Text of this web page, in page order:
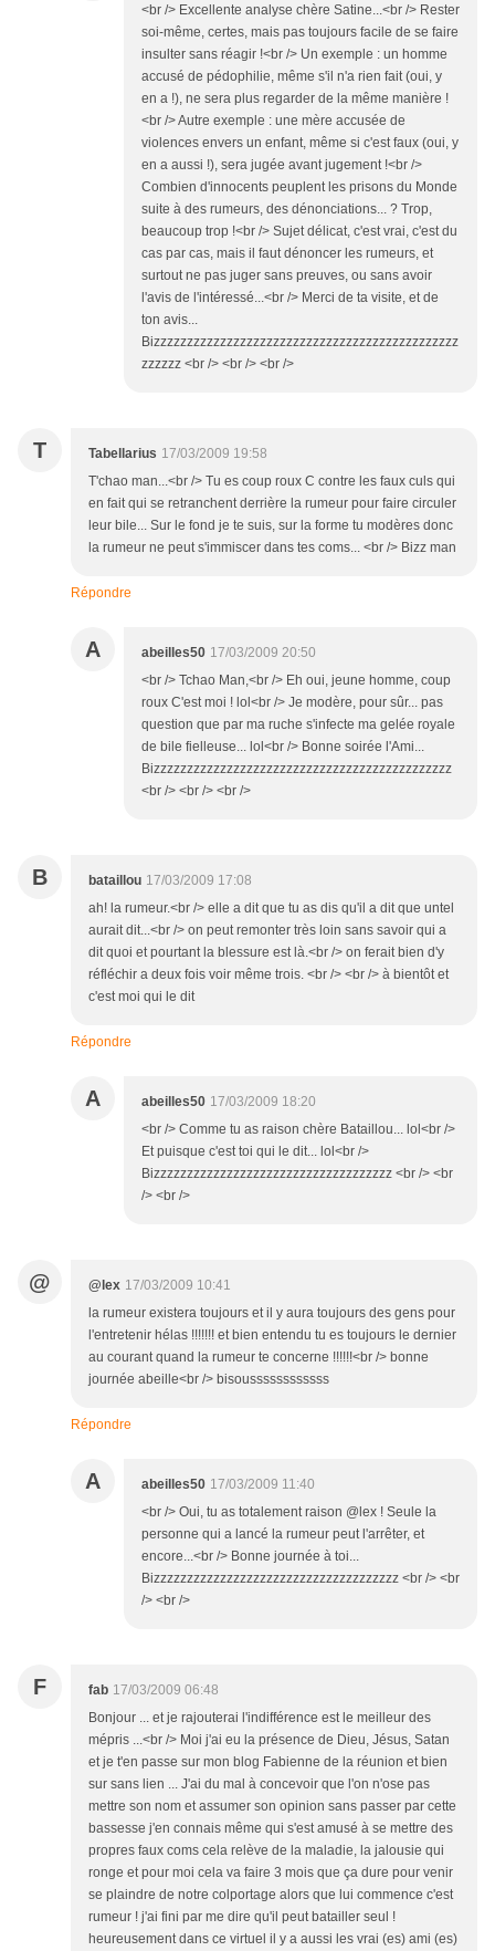
<br /> Excellente analyse chère Satine...<br /> Rester
soi-même, certes, mais pas toujours facile de se faire
insulter sans réagir !<br /> Un exemple : un homme
accusé de pédophilie, même s'il n'a rien fait (oui, y
en a !), ne sera plus regarder de la même manière !
<br /> Autre exemple : une mère accusée de
violences envers un enfant, même si c'est faux (oui, y
en a aussi !), sera jugée avant jugement !<br />
Combien d'innocents peuplent les prisons du Monde
suite à des rumeurs, des dénonciations... ? Trop,
beaucoup trop !<br /> Sujet délicat, c'est vrai, c'est du
cas par cas, mais il faut dénoncer les rumeurs, et
surtout ne pas juger sans preuves, ou sans avoir
l'avis de l'intéressé...<br /> Merci de ta visite, et de
ton avis...
Bizzzzzzzzzzzzzzzzzzzzzzzzzzzzzzzzzzzzzzzzzzzzzz
zzzzzz <br /> <br /> <br />
T Tabellarius 17/03/2009 19:58
T'chao man...<br /> Tu es coup roux C contre les faux culs qui
en fait qui se retranchent derrière la rumeur pour faire circuler
leur bile... Sur le fond je te suis, sur la forme tu modères donc
la rumeur ne peut s'immiscer dans tes coms... <br /> Bizz man
Répondre
A abeilles50 17/03/2009 20:50
<br /> Tchao Man,<br /> Eh oui, jeune homme, coup
roux C'est moi ! lol<br /> Je modère, pour sûr... pas
question que par ma ruche s'infecte ma gelée royale
de bile fielleuse... lol<br /> Bonne soirée l'Ami...
Bizzzzzzzzzzzzzzzzzzzzzzzzzzzzzzzzzzzzzzzzzzzzz
<br /> <br /> <br />
B bataillou 17/03/2009 17:08
ah! la rumeur.<br /> elle a dit que tu as dis qu'il a dit que untel
aurait dit...<br /> on peut remonter très loin sans savoir qui a
dit quoi et pourtant la blessure est là.<br /> on ferait bien d'y
réfléchir a deux fois voir même trois. <br /> <br /> à bientôt et
c'est moi qui le dit
Répondre
A abeilles50 17/03/2009 18:20
<br /> Comme tu as raison chère Bataillou... lol<br />
Et puisque c'est toi qui le dit... lol<br />
Bizzzzzzzzzzzzzzzzzzzzzzzzzzzzzzzzzzzz <br /> <br
/> <br />
@ @lex 17/03/2009 10:41
la rumeur existera toujours et il y aura toujours des gens pour
l'entretenir hélas !!!!!!! et bien entendu tu es toujours le dernier
au courant quand la rumeur te concerne !!!!!!<br /> bonne
journée abeille<br /> bisoussssssssssss
Répondre
A abeilles50 17/03/2009 11:40
<br /> Oui, tu as totalement raison @lex ! Seule la
personne qui a lancé la rumeur peut l'arrêter, et
encore...<br /> Bonne journée à toi...
Bizzzzzzzzzzzzzzzzzzzzzzzzzzzzzzzzzzzzz <br /> <br
/> <br />
F fab 17/03/2009 06:48
Bonjour ... et je rajouterai l'indifférence est le meilleur des
mépris ...<br /> Moi j'ai eu la présence de Dieu, Jésus, Satan
et je t'en passe sur mon blog Fabienne de la réunion et bien
sur sans lien ... J'ai du mal à concevoir que l'on n'ose pas
mettre son nom et assumer son opinion sans passer par cette
bassesse j'en connais même qui s'est amusé à se mettre des
propres faux coms cela relève de la maladie, la jalousie qui
ronge et pour moi cela va faire 3 mois que ça dure pour venir
se plaindre de notre colportage alors que lui commence c'est
rumeur ! j'ai fini par me dire qu'il peut batailler seul !
heureusement dans ce virtuel il y a aussi les vrai (es) ami (es)